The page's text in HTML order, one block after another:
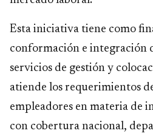
Esta iniciativa tiene como
conformación e integración
servicios de gestión y
atiende los requerimientos
empleadores en materia de
con cobertura nacional,